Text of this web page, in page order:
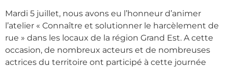
Mardi 5 juillet, nous avons eu l’honneur d’animer
l’atelier « Connaître et solutionner le harcèlement de
rue » dans les locaux de la région Grand Est. A cette
occasion, de nombreux acteurs et de nombreuses
actrices du territoire ont participé à cette journée